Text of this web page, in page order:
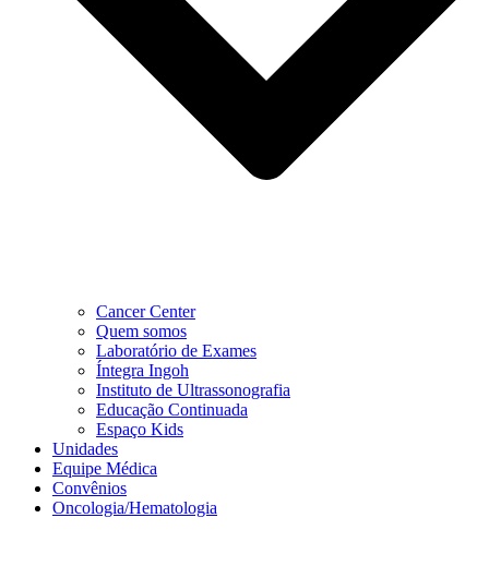
Cancer Center
Quem somos
Laboratório de Exames
Íntegra Ingoh
Instituto de Ultrassonografia
Educação Continuada
Espaço Kids
Unidades
Equipe Médica
Convênios
Oncologia/Hematologia